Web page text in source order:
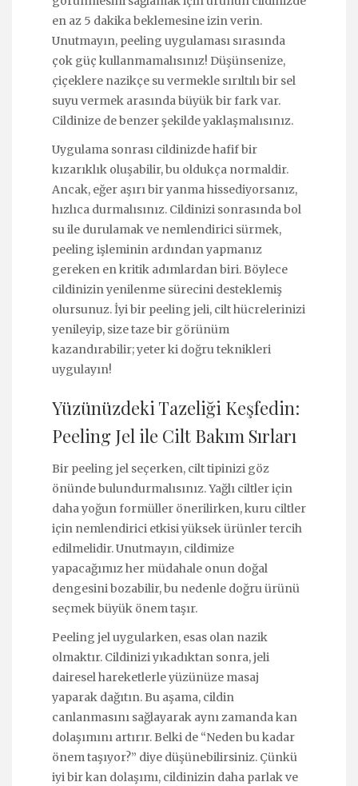
en az 5 dakika beklemesine izin verin.
Unutmayın, peeling uygulaması sırasında
çok güç kullanmamalısınız! Düşünsenize,
çiçeklere nazikçe su vermekle sırıltılı bir sel
suyu vermek arasında büyük bir fark var.
Cildinize de benzer şekilde yaklaşmalısınız.
Uygulama sonrası cildinizde hafif bir
kızarıklık oluşabilir, bu oldukça normaldir.
Ancak, eğer aşırı bir yanma hissediyorsanız,
hızlıca durmalısınız. Cildinizi sonrasında bol
su ile durulamak ve nemlendirici sürmek,
peeling işleminin ardından yapmanız
gereken en kritik adımlardan biri. Böylece
cildinizin yenilenme sürecini desteklemiş
olursunuz. İyi bir peeling jeli, cilt hücrelerinizi
yenileyip, size taze bir görünüm
kazandırabilir; yeter ki doğru teknikleri
uygulayın!
Yüzünüzdeki Tazeliği Keşfedin:
Peeling Jel ile Cilt Bakım Sırları
Bir peeling jel seçerken, cilt tipinizi göz
önünde bulundurmalısınız. Yağlı ciltler için
daha yoğun formüller önerilirken, kuru ciltler
için nemlendirici etkisi yüksek ürünler tercih
edilmelidir. Unutmayın, cildimize
yapacağımız her müdahale onun doğal
dengesini bozabilir, bu nedenle doğru ürünü
seçmek büyük önem taşır.
Peeling jel uygularken, esas olan nazik
olmaktır. Cildinizi yıkadıktan sonra, jeli
dairesel hareketlerle yüzünüze masaj
yaparak dağıtın. Bu aşama, cildin
canlanmasını sağlayarak aynı zamanda kan
dolaşımını artırır. Belki de “Neden bu kadar
önem taşıyor?” diye düşünebilirsiniz. Çünkü
iyi bir kan dolaşımı, cildinizin daha parlak ve